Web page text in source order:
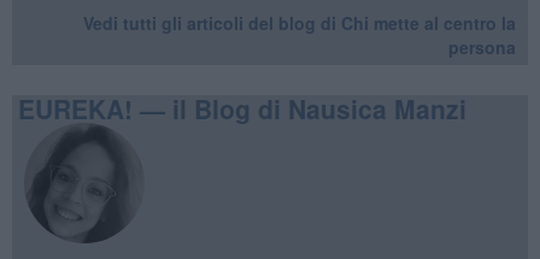
Vedi tutti gli articoli del blog di Chi mette al centro la
persona
EUREKA! — il Blog di Nausica Manzi